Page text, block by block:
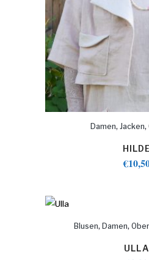
Damen, Jacken,
HILDE
€
Blusen, Damen,
ULLA